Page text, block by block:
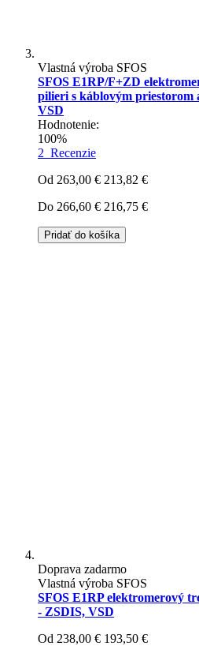
Vlastná výroba SFOS
SFOS E1RP/F+ZD
pilieri s káblovým priestorom
VSD
Hodnotenie:
100%
2 Recenzie
Od 263,00 € 213,82 €
Do 266,60 € 216,75 €
Pridať do košíka
Doprava zadarmo
Vlastná výroba SFOS
SFOS E1RP elektromerový
- ZSDIS, VSD
Od 238,00 € 193,50 €